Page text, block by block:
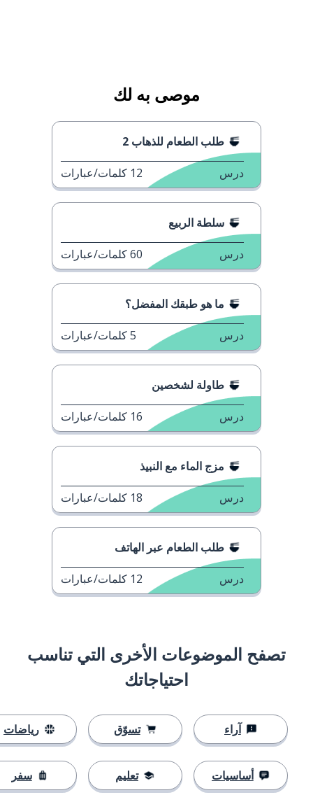
موصى به لك
طلب الطعام للذهاب 2
درس 12 كلمات/عبارات
سلطة الربيع
درس 60كلمات/عبارات
ما هو طبقك المفضل؟
درس 5كلمات/عبارات
طاولة لشخصين
درس 16 كلمات/عبارات
مزج الماء مع النبيذ
درس 18 كلمات/عبارات
طلب الطعام عبر الهاتف
درس 12 كلمات/عبارات
تصفح الموضوعات الأخرى التي تناسب
احتياجاتك
آراء
أساسيات
تسوّق
تعليم
رياضات
سفر